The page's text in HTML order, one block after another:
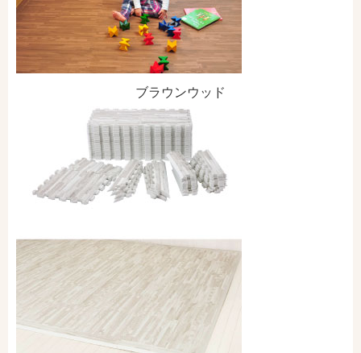
ブラウンウッド